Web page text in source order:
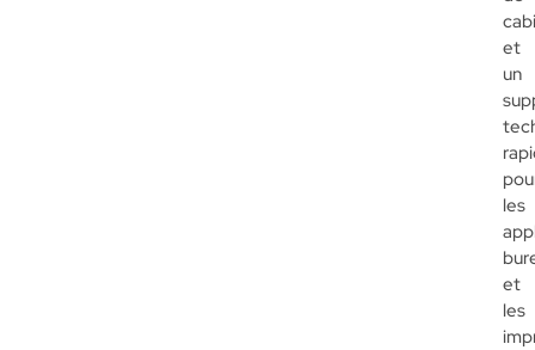
et
un
les
et
les